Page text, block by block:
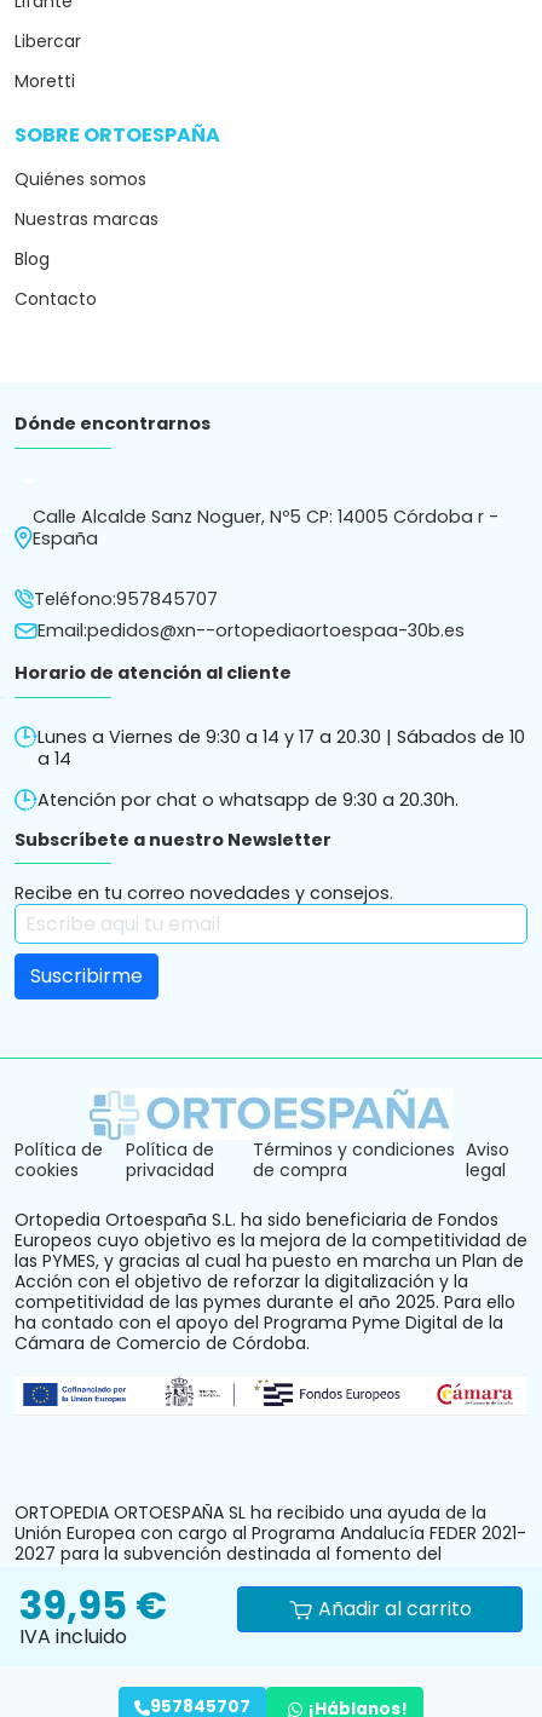
Libercar
Moretti
SOBRE ORTOESPAÑA
Quiénes somos
Nuestras marcas
Blog
Contacto
Dónde encontrarnos
Calle Alcalde Sanz Noguer, Nº5 CP: 14005 Córdoba r -
España
Teléfono:957845707
Email:pedidos@xn--ortopediaortoespaa-30b.es
Horario de atención al cliente
Lunes a Viernes de 9:30 a 14 y 17 a 20.30 | Sábados de 10
a 14
Atención por chat o whatsapp de 9:30 a 20.30h.
Subscríbete a nuestro Newsletter
Recibe en tu correo novedades y consejos.
Política de
cookies
Política de
privacidad
Términos y condiciones
de compra
Aviso
legal
Ortopedia Ortoespaña S.L. ha sido beneficiaria de Fondos
Europeos cuyo objetivo es la mejora de la competitividad de
las PYMES, y gracias al cual ha puesto en marcha un Plan de
Acción con el objetivo de reforzar la digitalización y la
competitividad de las pymes durante el año 2025. Para ello
ha contado con el apoyo del Programa Pyme Digital de la
Cámara de Comercio de Córdoba.
ORTOPEDIA ORTOESPAÑA SL ha recibido una ayuda de la
Unión Europea con cargo al Programa Andalucía FEDER 2021-
2027 para la subvención destinada al fomento del
personas trabajadoras autónomas y pymes comerciales y
artesanas, mediante la mejora del equipamiento
productivo, instalaciones u otros activos fijos (reforma y
39,95 €
IVA incluido
Añadir al carrito
957845707 ¡Háblanos!